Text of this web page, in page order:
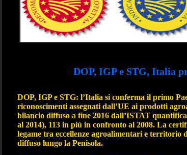
DOP, IGP e STG, Italia
DOP, IGP e STG: l’Italia si conferma il
riconoscimenti assegnati dall’UE ai
bilancio diffuso a fine 2016 dall’ISTAT
al 2014), 113 in più in confronto al 2008. La
legame tra eccellenze agroalimentari e territorio
diffuso lungo la Penisola.